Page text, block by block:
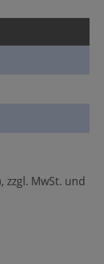
zzgl. MwSt. und